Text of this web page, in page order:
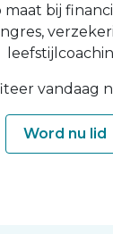
maat bij
vandaag
Word nu lid